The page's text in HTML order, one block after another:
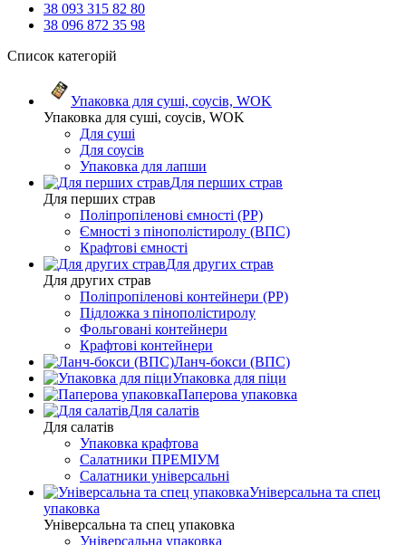
38 093 315 82 80
38 096 872 35 98
Список категорій
Упаковка для суші, соусів, WOK
Упаковка для суші, соусів, WOK
Для суші
Для соусів
Упаковка для лапши
Для перших страв
Для перших страв
Поліпропіленові ємності (PP)
Ємності з пінополістиролу (ВПС)
Крафтові ємності
Для других страв
Для других страв
Поліпропіленові контейнери (PP)
Підложка з пінополістиролу
Фольговані контейнери
Крафтові контейнери
Ланч-бокси (ВПС)
Упаковка для піци
Паперова упаковка
Для салатів
Для салатів
Упаковка крафтова
Салатники ПРЕМІУМ
Салатники універсальні
Універсальна та спец
упаковка
Універсальна та спец упаковка
Універсальна упаковка